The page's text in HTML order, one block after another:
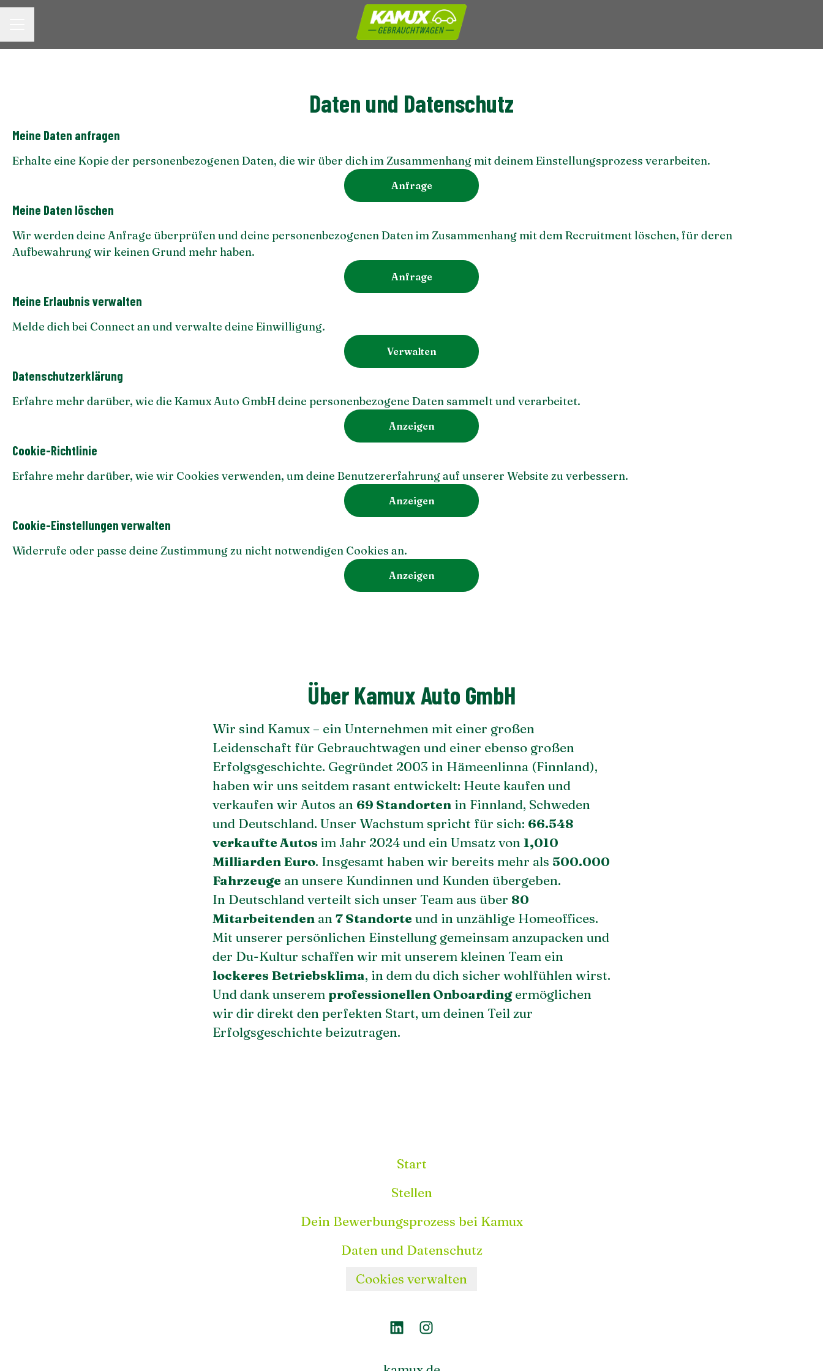
Daten und Datenschutz
Meine Daten anfragen
Erhalte eine Kopie der personenbezogenen Daten, die wir über dich im Zusammenhang mit deinem Einstellungsprozess verarbeiten.
Anfrage
Meine Daten löschen
Wir werden deine Anfrage überprüfen und deine personenbezogenen Daten im Zusammenhang mit dem Recruitment löschen, für deren
Aufbewahrung wir keinen Grund mehr haben.
Anfrage
Meine Erlaubnis verwalten
Melde dich bei Connect an und verwalte deine Einwilligung.
Verwalten
Datenschutzerklärung
Erfahre mehr darüber, wie die Kamux Auto GmbH deine personenbezogene Daten sammelt und verarbeitet.
Anzeigen
Cookie-Richtlinie
Erfahre mehr darüber, wie wir Cookies verwenden, um deine Benutzererfahrung auf unserer Website zu verbessern.
Anzeigen
Cookie-Einstellungen verwalten
Widerrufe oder passe deine Zustimmung zu nicht notwendigen Cookies an.
Anzeigen
Über Kamux Auto GmbH
Wir sind Kamux – ein Unternehmen mit einer großen
Leidenschaft für Gebrauchtwagen und einer ebenso großen
Erfolgsgeschichte. Gegründet 2003 in Hämeenlinna (Finnland),
haben wir uns seitdem rasant entwickelt: Heute kaufen und
verkaufen wir Autos an 69 Standorten in Finnland, Schweden
und Deutschland. Unser Wachstum spricht für sich: 66.548
verkaufte Autos im Jahr 2024 und ein Umsatz von 1,010
Milliarden Euro. Insgesamt haben wir bereits mehr als 500.000
Fahrzeuge an unsere Kundinnen und Kunden übergeben.
In Deutschland verteilt sich unser Team aus über 80
Mitarbeitenden an 7 Standorte und in unzählige Homeoffices.
Mit unserer persönlichen Einstellung gemeinsam anzupacken und
der Du-Kultur schaffen wir mit unserem kleinen Team ein
lockeres Betriebsklima, in dem du dich sicher wohlfühlen wirst.
Und dank unserem professionellen Onboardingermöglichen
wir dir direkt den perfekten Start, um deinen Teil zur
Erfolgsgeschichte beizutragen.
Start
Stellen
Dein Bewerbungsprozess bei Kamux
Daten und Datenschutz
Cookies verwalten